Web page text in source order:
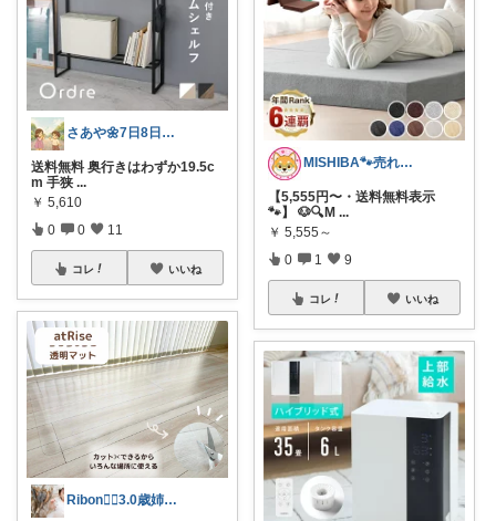
さあや🌼7日8日有難うございます
送料無料 奥行きはわずか19.5c
m 手狭 ...
￥ 5,610
0 0 11
コレ いいね
Ribon❁⃘3.0歳姉妹ﾏﾏ👧🏻♡
MISHIBA🐾売れ筋研究所
【5,555円〜・送料無料表示
🐾】 🐶🔍M ...
￥ 5,555～
0 1 9
コレ いいね